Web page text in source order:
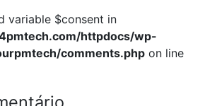
variable $consent in
httpdocs/wp-
comments.php on line